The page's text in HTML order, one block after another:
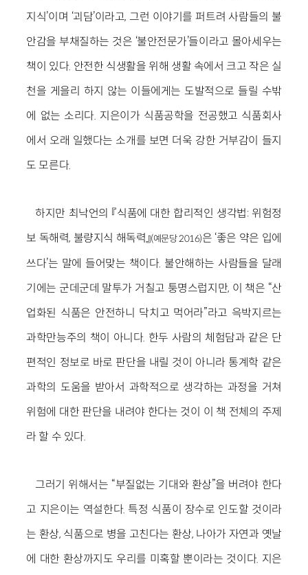
지식’이며 ‘괴담’이라고, 그런 이야기를 퍼트려 사람들의 불
안감을 부채질하는 것은 ‘불안전문가’들이라고 몰아세우는
책이 있다. 안전한 식생활을 위해 생활 속에서 크고 작은 실
천을 게을리 하지 않는 이들에게는 도발적으로 들릴 수밖
에 없는 소리다. 지은이가 식품공학을 전공했고 식품회사
에서 오래 일했다는 소개를 보면 더욱 강한 거부감이 들지
도 모른다.
하지만 최낙언의 『식품에 대한 합리적인 생각법: 위험정
보 독해력, 불량지식 해독력』(예문당 2016)은 ‘좋은 약은 입에
쓰다’는 말에 들어맞는 책이다. 불안해하는 사람들을 달래
기에는 군데군데 말투가 거칠고 퉁명스럽지만, 이 책은 “산
업화된 식품은 안전하니 닥치고 먹어라”라고 윽박지르는
과학만능주의 책이 아니다. 한두 사람의 체험담과 같은 단
편적인 정보로 바로 판단을 내릴 것이 아니라 통계학 같은
과학의 도움을 받아서 과학적으로 생각하는 과정을 거쳐
위험에 대한 판단을 내려야 한다는 것이 이 책 전체의 주제
라 할 수 있다.
그러기 위해서는 “부질없는 기대와 환상”을 버려야 한다
고 지은이는 역설한다. 특정 식품이 장수로 인도할 것이라
는 환상, 식품으로 병을 고친다는 환상, 나아가 자연과 옛날
에 대한 환상까지도 우리를 미혹할 뿐이라는 것이다. 지은